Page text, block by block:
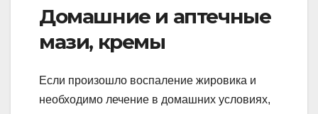
Домашние и аптечные
мази, кремы
Если произошло воспаление жировика и
необходимо лечение в домашних условиях,